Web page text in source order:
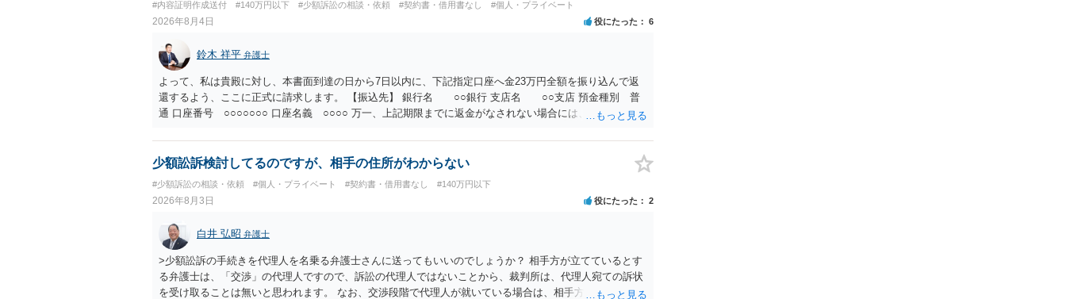
#内容証明作成送付 #140万円以下 #少額訴訟の相談・依頼 #契約書・借用書なし #個人・プライベート
2026年8月4日 役にたった 6
鈴木 祥平 弁護士
よって、私は貴殿に対し、本書面到達の日から7日以内に、下記指定口座へ金23万円全額を振り込んで返
還するよう、ここに正式に請求します。 【振込先】 銀行名 ○○銀行 支店名 ○○支店 預金種別 普
通 口座番号 ○○○○○○○ 口座名義 ○○○○ 万一、上記期限までに返金がなされない場合には、貴殿には任
を求める民事訴訟、支払督促その他必要な法的手続を直ちに講じます。 その際には、訴訟に要する費用そ
の他法令上認められる金員についても併せて請求する予定ですので、あらかじめ申し添えます。 本件は、
との取引関係や返金時期などの内部事情は、私に対する返還義務の発生や履行時期には何ら影響を及ぼす
ものではありません。 これ以上、本件の解決を不必要に遅延させることなく、誠意をもって速やかに返金
手続を履行されるよう、強く求めます。 以上
少額訟訴検討してるのですが、相手の住所がわからない
#少額訴訟の相談・依頼 #個人・プライベート #契約書・借用書なし #140万円以下
2026年8月3日 役にたった 2
白井 弘昭 弁護士
>少額訟訴の手続きを代理人を名乗る弁護士さんに送ってもいいのでしょうか？ 相手方が立てているとす
る弁護士は、「交渉」の代理人ですので、訴訟の代理人ではないことから、裁判所は、代理人宛ての訴状
を受け取ることは無いと思われます。 なお、交渉段階で代理人が就いている場合は、相手方（被告）の住